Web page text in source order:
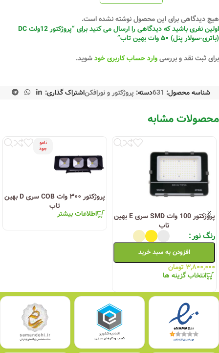
هیچ دیدگاهی برای این محصول نوشته نشده است.
اولین نفری باشید که دیدگاهی را ارسال می کنید برای “پروژکتور 12ولت DC
(باتری-سولار پنل) ۵۰ وات بهین تاب”
برای ثبت نقد و بررسیوارد حساب کاربری خودشوید.
شناسه محصول: 631دسته: پروژکتور و نورافکناشتراک گذاری:
محصولات مشابه
پروژکتور 100 وات SMD سری E بهین
تاب
رنگ نور
افزودن به سبد خرید
۳,۸۰۰,۰۰۰ تومان
انتخاب گزینه ها
نامو
جود
پروژکتور ۳۰۰ وات COB سری D بهین
تاب
اطلاعات بیشتر